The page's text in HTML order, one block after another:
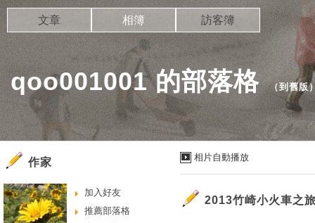
qoo001001 的部落格 （到舊版
文章 相簿 訪客簿
相片自動播放
2013竹崎小火車之
作家
加入好友
推薦部落格